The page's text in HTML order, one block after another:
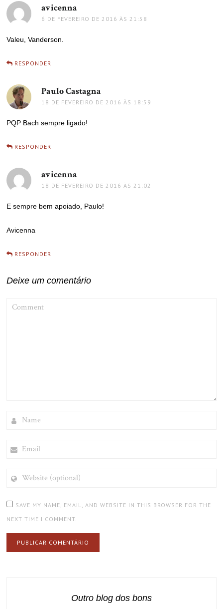
avicenna
6 DE FEVEREIRO DE 2016 ÀS 21:58
Valeu, Vanderson.
RESPONDER
Paulo Castagna
18 DE FEVEREIRO DE 2016 ÀS 18:59
PQP Bach sempre ligado!
RESPONDER
avicenna
18 DE FEVEREIRO DE 2016 ÀS 21:02
E sempre bem apoiado, Paulo!
Avicenna
RESPONDER
Deixe um comentário
(OPTIONAL)
SAVE MY NAME, EMAIL, AND WEBSITE IN THIS BROWSER FOR THE
NEXT TIME I COMMENT.
Outro blog dos bons